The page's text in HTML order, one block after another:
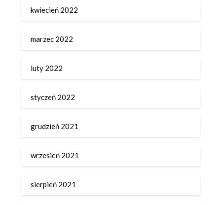
kwiecień 2022
marzec 2022
luty 2022
styczeń 2022
grudzień 2021
wrzesień 2021
sierpień 2021